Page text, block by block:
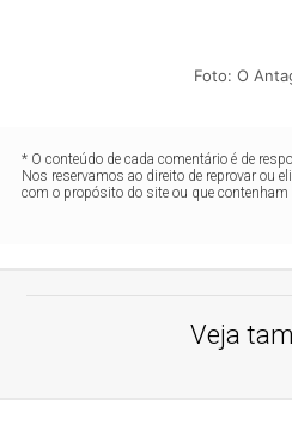
Foto: O
* O conteúdo de cada comentário é de
Nos reservamos ao direito de reprovar ou
com o propósito do site ou que
Veja